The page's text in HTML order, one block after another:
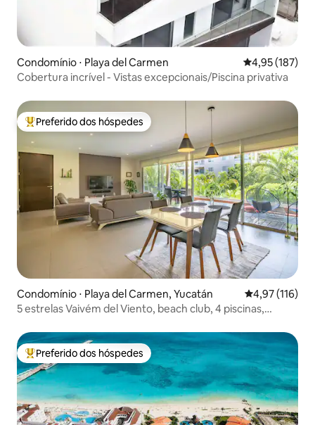
Condomínio ⋅ Playa del Carmen 4,95 de uma
4,95 (187)
Cobertura incrível - Vistas excepcionais/Piscina privativa
Entre os melhores preferidos dos hóspedes
Preferido dos hóspedes
Condomínio ⋅ Playa del Carmen, Yucatán 4,97 de uma
4,97 (116)
5 estrelas Vaivém del Viento, beach club, 4 piscinas,
Entre os melhores preferidos dos hóspedes
Preferido dos hóspedes